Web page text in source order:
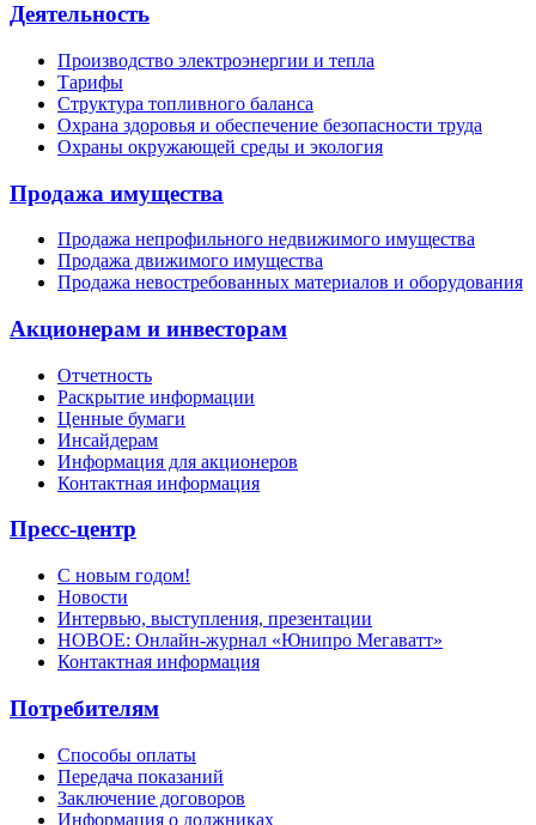
Деятельность
Производство электроэнергии и тепла
Тарифы
Структура топливного баланса
Охрана здоровья и обеспечение безопасности труда
Охраны окружающей среды и экология
Продажа имущества
Продажа непрофильного недвижимого имущества
Продажа движимого имущества
Продажа невостребованных материалов и оборудования
Акционерам и инвесторам
Отчетность
Раскрытие информации
Ценные бумаги
Инсайдерам
Информация для акционеров
Контактная информация
Пресс-центр
С новым годом!
Новости
Интервью, выступления, презентации
НОВОЕ: Онлайн-журнал «Юнипро Мегаватт»
Контактная информация
Потребителям
Способы оплаты
Передача показаний
Заключение договоров
Информация о должниках